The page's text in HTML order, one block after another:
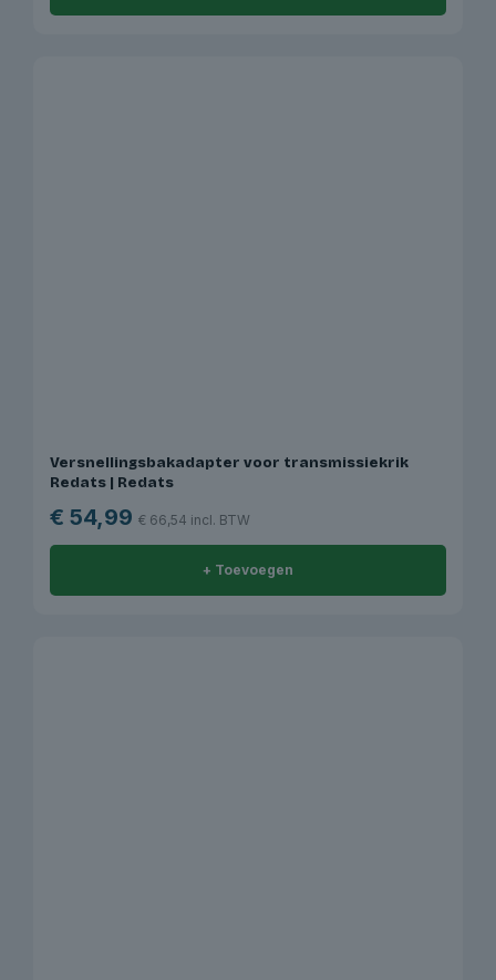
Versnellingsbakadapter voor transmissiekrik
Redats | Redats
€ 54,99 € 66,54 incl. BTW
+ Toevoegen